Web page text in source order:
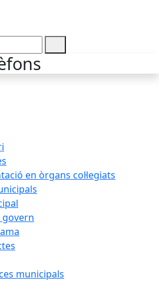
en òrgans col·legiats
govern
municipals